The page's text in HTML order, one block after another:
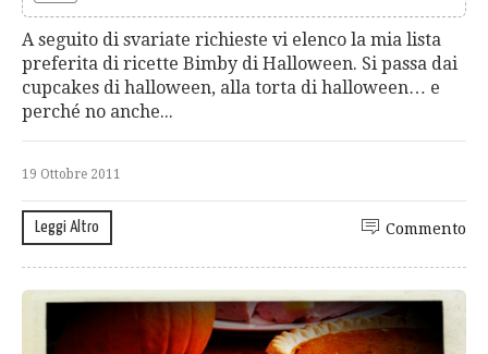
A seguito di svariate richieste vi elenco la mia lista
preferita di ricette Bimby di Halloween. Si passa dai
cupcakes di halloween, alla torta di halloween… e
perché no anche...
19 Ottobre 2011
Leggi Altro Commento